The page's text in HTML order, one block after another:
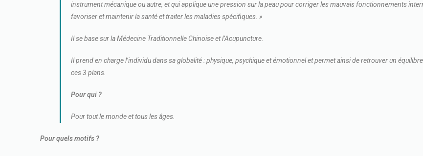
instrument mécanique ou autre, et qui applique une pression sur la peau pour corriger les mauvais fonctionnements
favoriser et maintenir la santé et traiter les maladies spécifiques. »
Il se base sur la Médecine Traditionnelle Chinoise et l’Acupuncture.
Il prend en charge l’individu dans sa globalité : physique, psychique et émotionnel et permet ainsi de retrouver un
ces 3 plans.
Pour qui ?
Pour tout le monde et tous les âges.
Pour quels motifs ?